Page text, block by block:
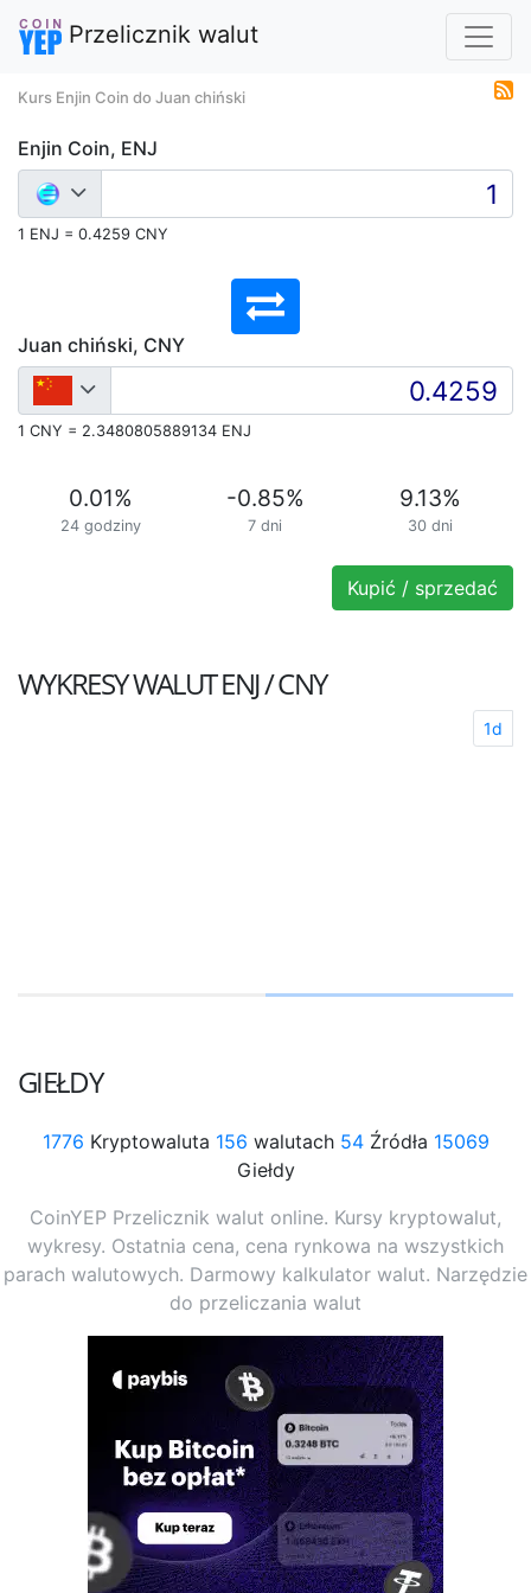
Przelicznik walut
Kurs Enjin Coin do Juan chiński
Enjin Coin, ENJ
1 ENJ = 0.4259 CNY
Juan chiński, CNY
1 CNY = 2.3480805889134 ENJ
0.01%
24 godziny
-0.85%
7 dni
9.13%
30 dni
Kupić / sprzedać
WYKRESY WALUTENJ / CNY
1d
GIEŁDY
1776 Kryptowaluta 156 walutach 54Źródła 15069
Giełdy
CoinYEP Przelicznik walut online. Kursy kryptowalut,
wykresy. Ostatnia cena, cena rynkowa na wszystkich
parach walutowych. Darmowy kalkulator walut. Narzędzie
do przeliczania walut